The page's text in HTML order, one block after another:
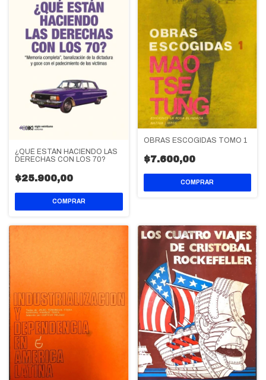
¿QUÉ ESTÁN HACIENDO LAS
DERECHAS CON LOS 70?
$25.900,00
OBRAS ESCOGIDAS TOMO 1
$7.600,00